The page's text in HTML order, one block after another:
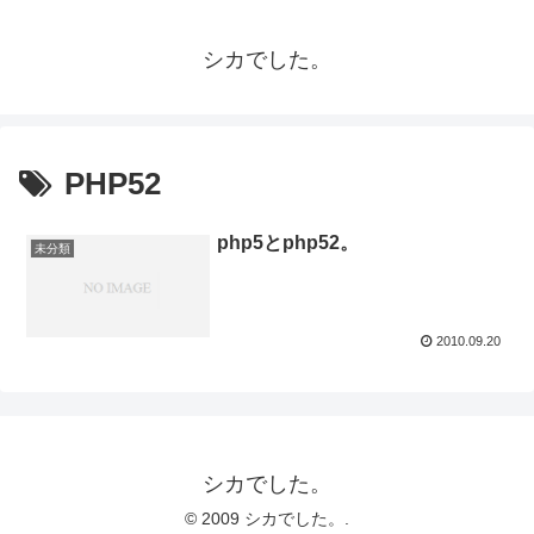
シカでした。
PHP52
未分類 php5とphp52。
2010.09.20
シカでした。
© 2009 シカでした。.